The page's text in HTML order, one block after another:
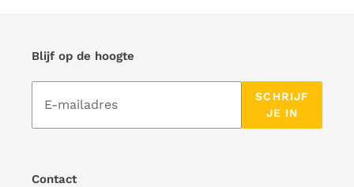
Blijf op de hoogte
Abonneer
SCHRIJF
JE IN
Contact